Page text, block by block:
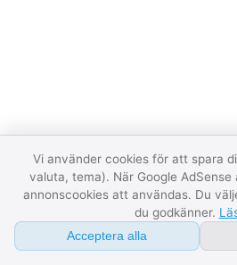
Datastatus
+Vad är FCR (Frequency
Kan jag tjäna pengar med ett
Vi använder cookies för att spara
valuta, tema). När Google
annonscookies att användas. Du
du godkänner.
Acceptera alla